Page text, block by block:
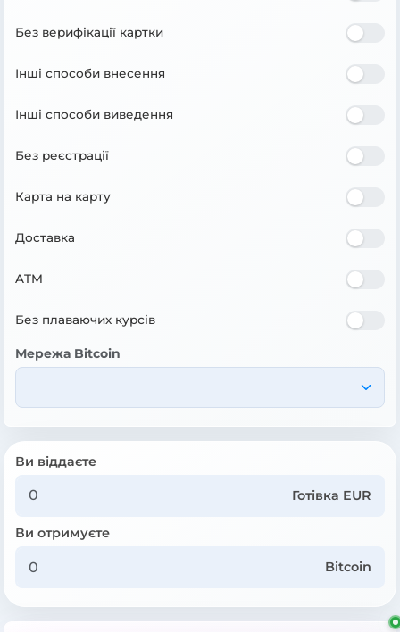
Без верифікації картки
Інші способи внесення
Інші способи виведення
Без реєстрації
Карта на карту
Доставка
ATM
Без плаваючих курсів
Мережа Bitcoin
Ви віддаєте
Готівка EUR
Ви отримуєте
Bitcoin